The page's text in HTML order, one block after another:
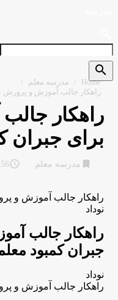
Home مدرسه معلم
راهکار جالب آموزش و پرورش
راهکار
برای جبران
مدرسه معلم access_time
56 years ago
راهکار جالب آموزش و
نوداد
راهکار جالب
جبران کمبود
نوداد
راهکار جالب آموزش و
search